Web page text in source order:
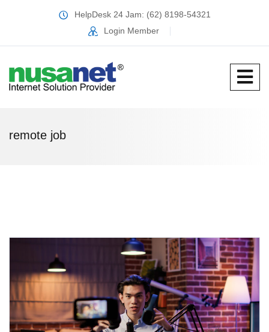
HelpDesk 24 Jam: (62) 8198-54321
Login Member
remote job